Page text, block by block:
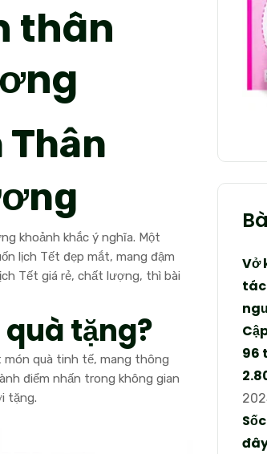
thân
Thân
khoảnh khắc ý nghĩa. Một
lịch Tết đẹp mắt, mang đậm
Tết giá rẻ, chất lượng, thì bài
tặng?
món quà tinh tế, mang thông
điểm nhấn trong không gian
tặng.
Vở
tác
96